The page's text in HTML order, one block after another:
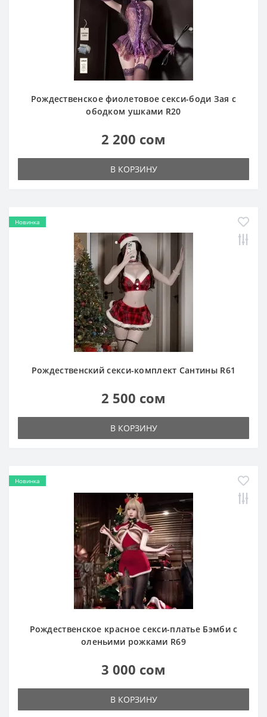
Рождественское фиолетовое секси-боди Зая с
ободком ушками R20
2 200 сом
В КОРЗИНУ
Новинка
Рождественский секси-комплект Сантины R61
2 500 сом
В КОРЗИНУ
Новинка
Рождественское красное секси-платье Бэмби с
оленьими рожками R69
3 000 сом
В КОРЗИНУ